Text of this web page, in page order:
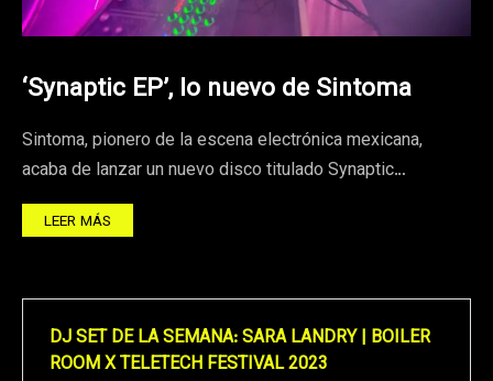
‘Synaptic EP’, lo nuevo de Sintoma
Sintoma, pionero de la escena electrónica mexicana,
acaba de lanzar un nuevo disco titulado Synaptic…
LEER MÁS
DJ SET DE LA SEMANA: SARA LANDRY | BOILER
ROOM X TELETECH FESTIVAL 2023